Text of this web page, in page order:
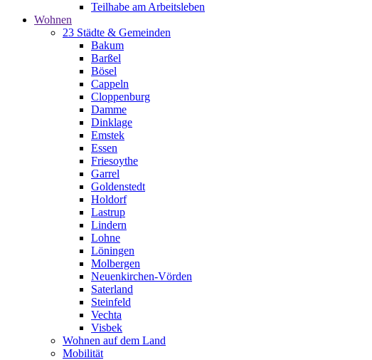
Teilhabe am Arbeitsleben
Wohnen
23 Städte & Gemeinden
Bakum
Barßel
Bösel
Cappeln
Cloppenburg
Damme
Dinklage
Emstek
Essen
Friesoythe
Garrel
Goldenstedt
Holdorf
Lastrup
Lindern
Lohne
Löningen
Molbergen
Neuenkirchen-Vörden
Saterland
Steinfeld
Vechta
Visbek
Wohnen auf dem Land
Mobilität